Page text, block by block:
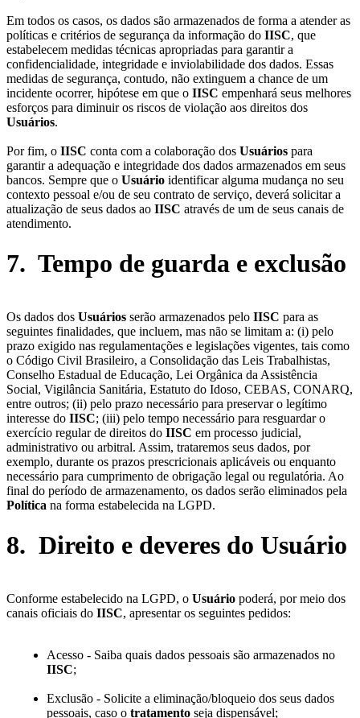
Em todos os casos, os dados são armazenados de forma a atender as
políticas e critérios de segurança da informação do IISC, que
estabelecem medidas técnicas apropriadas para garantir a
confidencialidade, integridade e inviolabilidade dos dados. Essas
medidas de segurança, contudo, não extinguem a chance de um
incidente ocorrer, hipótese em que o IISC empenhará seus melhores
esforços para diminuir os riscos de violação aos direitos dos
Usuários.
Por fim, o IISC conta com a colaboração dos Usuários para
garantir a adequação e integridade dos dados armazenados em seus
bancos. Sempre que o Usuário identificar alguma mudança no seu
contexto pessoal e/ou de seu contrato de serviço, deverá solicitar a
atualização de seus dados ao IISC através de um de seus canais de
atendimento.
7. Tempo de guarda e exclusão
Os dados dos Usuários serão armazenados pelo IISC para as
seguintes finalidades, que incluem, mas não se limitam a: (i) pelo
prazo exigido nas regulamentações e legislações vigentes, tais como
o Código Civil Brasileiro, a Consolidação das Leis Trabalhistas,
Conselho Estadual de Educação, Lei Orgânica da Assistência
Social, Vigilância Sanitária, Estatuto do Idoso, CEBAS, CONARQ,
entre outros; (ii) pelo prazo necessário para preservar o legítimo
interesse do IISC; (iii) pelo tempo necessário para resguardar o
exercício regular de direitos do IISC em processo judicial,
administrativo ou arbitral. Assim, trataremos seus dados, por
exemplo, durante os prazos prescricionais aplicáveis ou enquanto
necessário para cumprimento de obrigação legal ou regulatória. Ao
final do período de armazenamento, os dados serão eliminados pela
Política na forma estabelecida na LGPD.
8. Direito e deveres do Usuário
Conforme estabelecido na LGPD, o Usuário poderá, por meio dos
canais oficiais do IISC, apresentar os seguintes pedidos:
Acesso - Saiba quais dados pessoais são armazenados no
IISC;
Exclusão - Solicite a eliminação/bloqueio dos seus dados
pessoais, caso o tratamento seja dispensável;